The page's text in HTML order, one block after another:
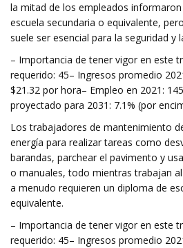
la mitad de los empleados
escuela secundaria o equivalente,
suele ser esencial para la seguridad y
– Importancia de tener vigor en este
requerido: 45– Ingresos promedio
$21.32 por hora– Empleo en 2021:
proyectado para 2031: 7.1% (por
Los trabajadores de mantenimiento
energía para realizar tareas como
barandas, parchear el pavimento y
o manuales, todo mientras trabajan
a menudo requieren un diploma de
equivalente.
– Importancia de tener vigor en este
requerido: 45– Ingresos promedio